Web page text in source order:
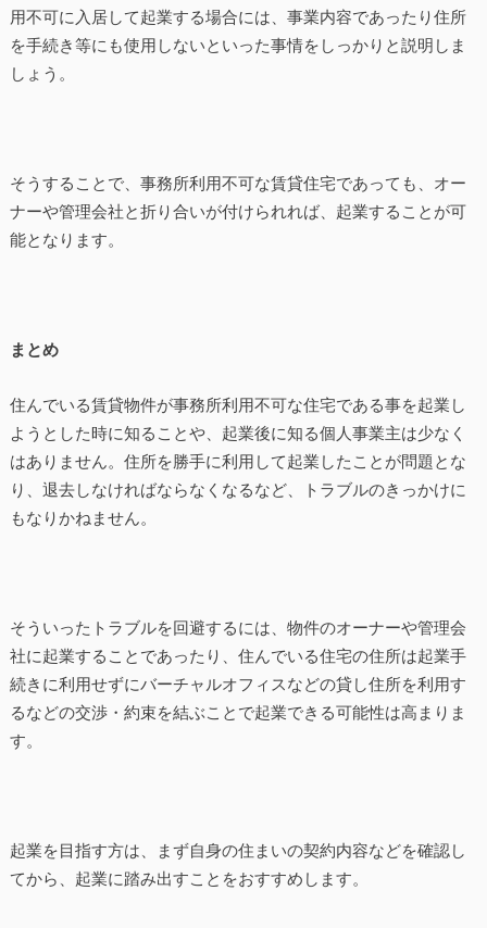
用不可に入居して起業する場合には、事業内容であったり住所
を手続き等にも使用しないといった事情をしっかりと説明しま
しょう。
そうすることで、事務所利用不可な賃貸住宅であっても、オー
ナーや管理会社と折り合いが付けられれば、起業することが可
能となります。
まとめ
住んでいる賃貸物件が事務所利用不可な住宅である事を起業し
ようとした時に知ることや、起業後に知る個人事業主は少なく
はありません。住所を勝手に利用して起業したことが問題とな
り、退去しなければならなくなるなど、トラブルのきっかけに
もなりかねません。
そういったトラブルを回避するには、物件のオーナーや管理会
社に起業することであったり、住んでいる住宅の住所は起業手
続きに利用せずにバーチャルオフィスなどの貸し住所を利用す
るなどの交渉・約束を結ぶことで起業できる可能性は高まりま
す。
起業を目指す方は、まず自身の住まいの契約内容などを確認し
てから、起業に踏み出すことをおすすめします。